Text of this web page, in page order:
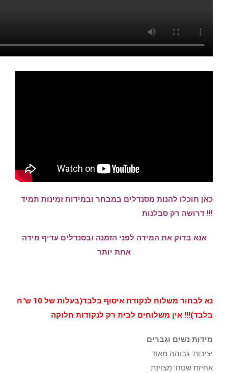
כאן תוכלו להנות מסנדלים במבחר ובמידות זמינות תמיד
!!! דרושה רק סבלנות
אנא בדוק את המידה לפני הזמנה ובסנדלים עדיף מידה
אחת יותר
נא לבחור משלוח לנקודת איסוף בלבד(בעלות של 10 ש"ח
בלבד)!!! אין משלוחים לבית רק לנקודות חלוקה
מידות נשים וגברים
יציבות: גבוהה מאוד
אחיזת שטח: מצוינת